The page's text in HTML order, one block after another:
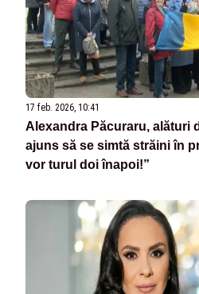
17 feb. 2026, 10:41
Alexandra Păcuraru, alături
ajuns să se simtă străini în
vor turul doi înapoi!”